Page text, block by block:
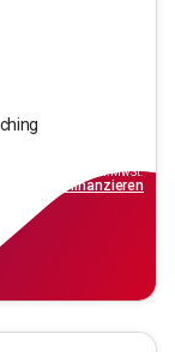
inkl.MwSt.
finanzieren